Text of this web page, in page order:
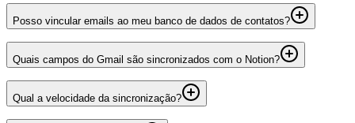
Posso vincular emails ao meu banco de dados de contatos?
Quais campos do Gmail são sincronizados com o Notion?
Qual a velocidade da sincronização?